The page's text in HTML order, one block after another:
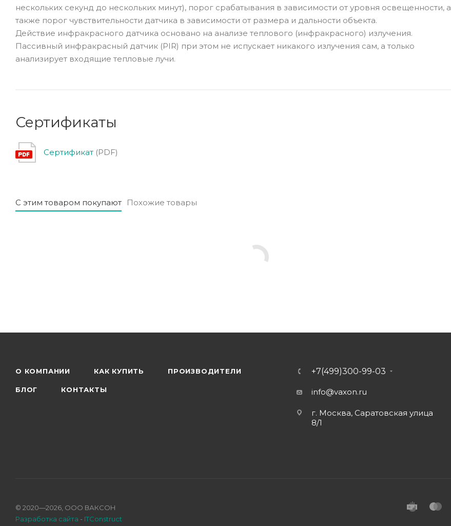
нескольких секунд до нескольких минут), порог срабатывания в зависимости от уровня освещенности, а
также порог чувствительности датчика в зависимости от размера и дальности объекта.
Действие инфракрасного датчика основано на анализе теплового (инфракрасного) излучения.
Пассивный инфракрасный датчик (PIR) при этом не испускает никакого излучения сам, а только
анализирует входящие тепловые лучи.
Сертификаты
Сертификат (PDF)
С этим товаром покупают Похожие товары
О КОМПАНИИ КАК КУПИТЬ ПРОИЗВОДИТЕЛИ
БЛОГ КОНТАКТЫ
+7(499)300-99-03
info@vaxon.ru
г. Москва, Саратовская улица
8/1
© 2020—2026, ООО ВАКСОН
Разработка сайта - ITConstruct